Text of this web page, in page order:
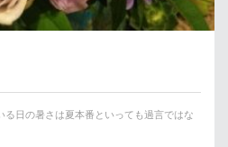
日の暑さは夏本番といっても過言ではな